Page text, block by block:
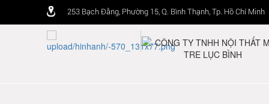
253 Bạch Đằng, Phường 15, Q. Bình Thạnh, Tp. Hồ Chí Minh